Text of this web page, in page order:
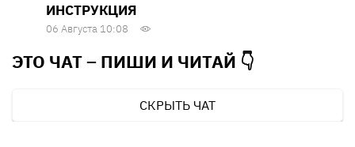
ИНСТРУКЦИЯ
06 Августа 10:08
ЭТО ЧАТ – ПИШИ И ЧИТАЙ 👇
СКРЫТЬ ЧАТ